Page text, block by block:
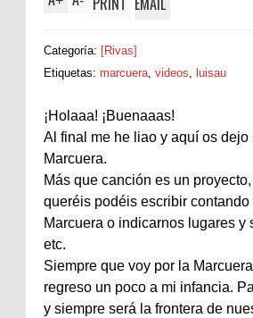
Categoría: [Rivas]
Etiquetas: marcuera videos luisau
¡Holaaa! ¡Buenaaas!
Al final me he liao y aquí os dejo
Marcuera.
Más que canción es un
queréis podéis escribir contando
Marcuera o indicarnos lugares y
etc.
Siempre que voy por la
regreso un poco a mi infancia.
y siempre será la frontera de